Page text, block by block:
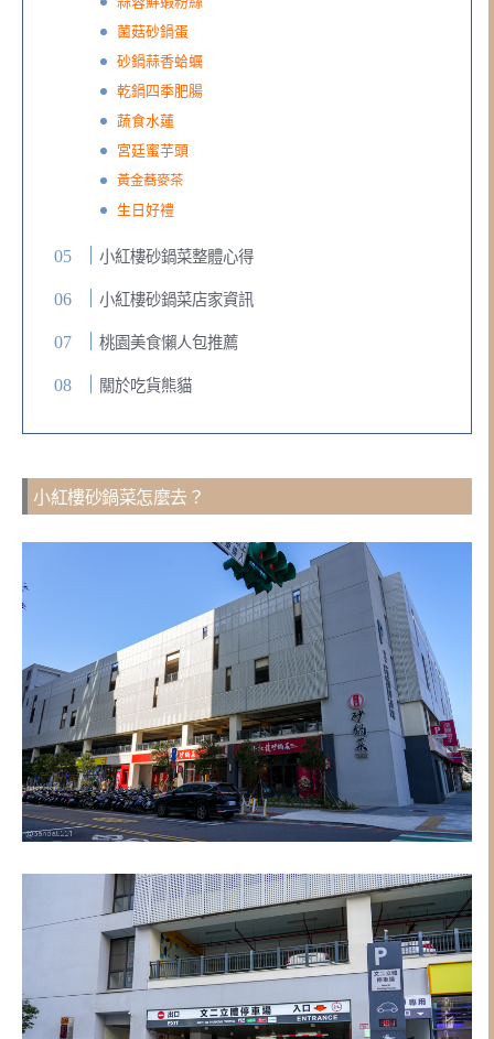
菌菇砂鍋蛋
砂鍋蒜香蛤蠣
乾鍋四季肥腸
蔬食水蓮
宮廷蜜芋頭
黃金蕎麥茶
生日好禮
小紅樓砂鍋菜整體心得
小紅樓砂鍋菜店家資訊
桃園美食懶人包推薦
關於吃貨熊貓
小紅樓砂鍋菜怎麼去？